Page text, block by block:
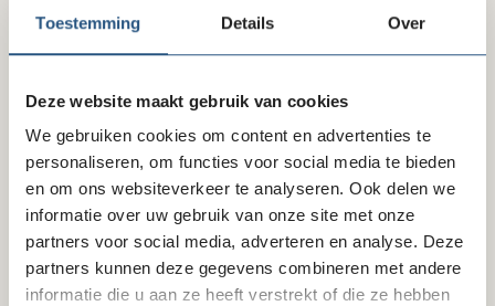
Toestemming Details Over
Deze website maakt gebruik van cookies
We gebruiken cookies om content en advertenties te
personaliseren, om functies voor social media te bieden
en om ons websiteverkeer te analyseren. Ook delen we
informatie over uw gebruik van onze site met onze
partners voor social media, adverteren en analyse. Deze
partners kunnen deze gegevens combineren met andere
informatie die u aan ze heeft verstrekt of die ze hebben
06-08-26
Uitbreiding zorgcollectief: nu 8
zorgverzekeraars